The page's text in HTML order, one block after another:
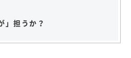
」担うか？